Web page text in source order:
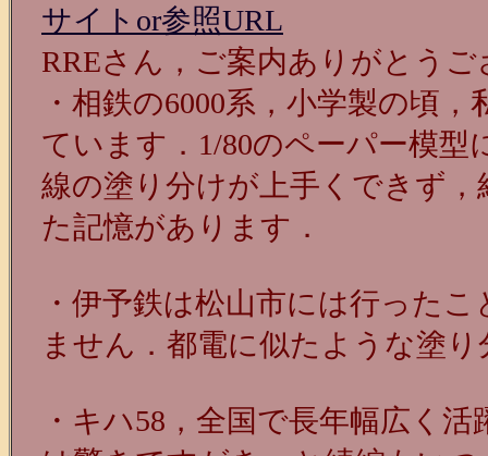
サイトor参照URL
RREさん，ご案内ありがとう
・相鉄の6000系，小学製の頃
ています．1/80のペーパー模
線の塗り分けが上手くできず
た記憶があります．
・伊予鉄は松山市には行った
ません．都電に似たような塗
・キハ58，全国で長年幅広く